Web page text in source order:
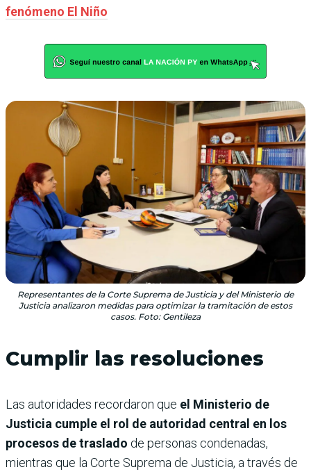
fenómeno El Niño
Representantes de la Corte Suprema de Justicia y del Ministerio de
Justicia analizaron medidas para optimizar la tramitación de estos
casos. Foto: Gentileza
Cumplir las resoluciones
Las autoridades recordaron que el Ministerio de
Justicia cumple el rol de autoridad central en los
procesos de traslado de personas condenadas,
mientras que la Corte Suprema de Justicia, a través de